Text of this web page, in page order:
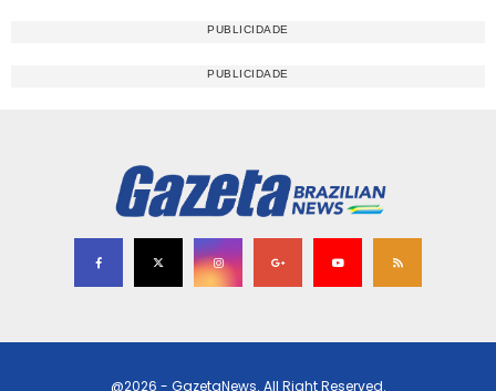
@2026 - GazetaNews. All Right Reserved.